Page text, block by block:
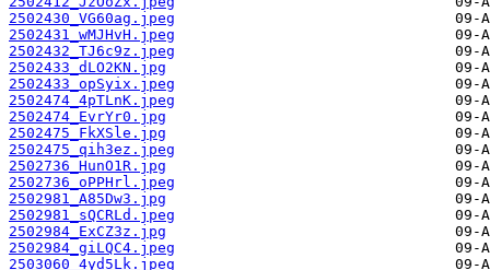
2502430_VG60ag.jpeg
2502431_wMJHvH.jpeg
2502432_TJ6c9z.jpeg
2502433_dLO2KN.jpg
2502433_opSyix.jpeg
2502474_4pTLnK.jpeg
2502474_EvrYr0.jpg
2502475_FkXSle.jpg
2502475_qih3ez.jpeg
2502736_HunO1R.jpg
2502736_oPPHrl.jpeg
2502981_A85Dw3.jpg
2502981_sQCRLd.jpeg
2502984_ExCZ3z.jpg
2502984_giLQC4.jpeg
2503060_4yd5Lk.jpeg